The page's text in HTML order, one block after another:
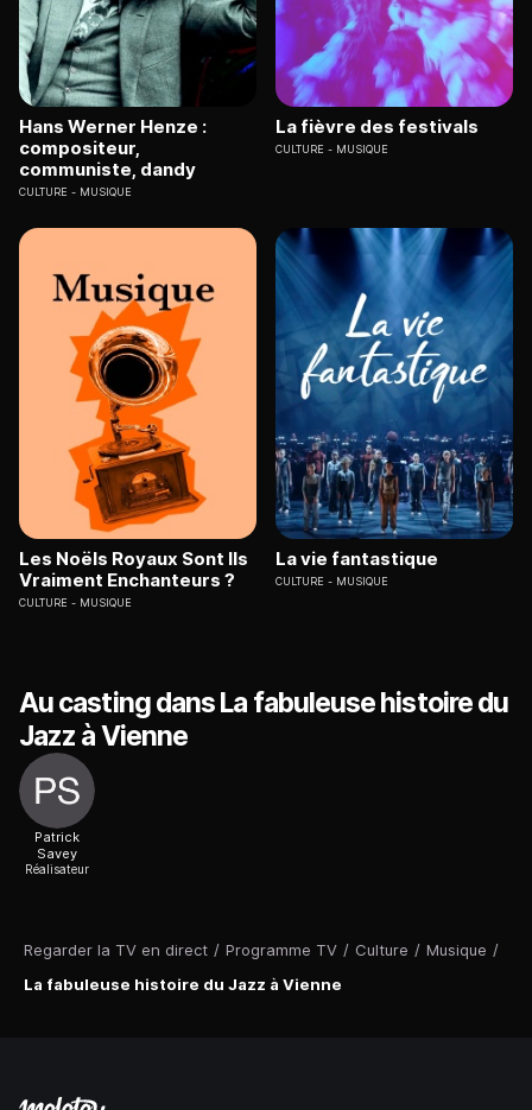
Regarder la TV en direct / Programme TV / Culture / Musique /
La fabuleuse histoire du Jazz à Vienne
Hans Werner Henze :
compositeur,
communiste, dandy
CULTURE MUSIQUE
La fièvre des festivals
CULTURE MUSIQUE
Les Noëls Royaux Sont Ils
Vraiment Enchanteurs ?
CULTURE MUSIQUE
La vie fantastique
CULTURE MUSIQUE
Au casting dans La fabuleuse histoire du
Jazz à Vienne
Patrick
Savey
Réalisateur